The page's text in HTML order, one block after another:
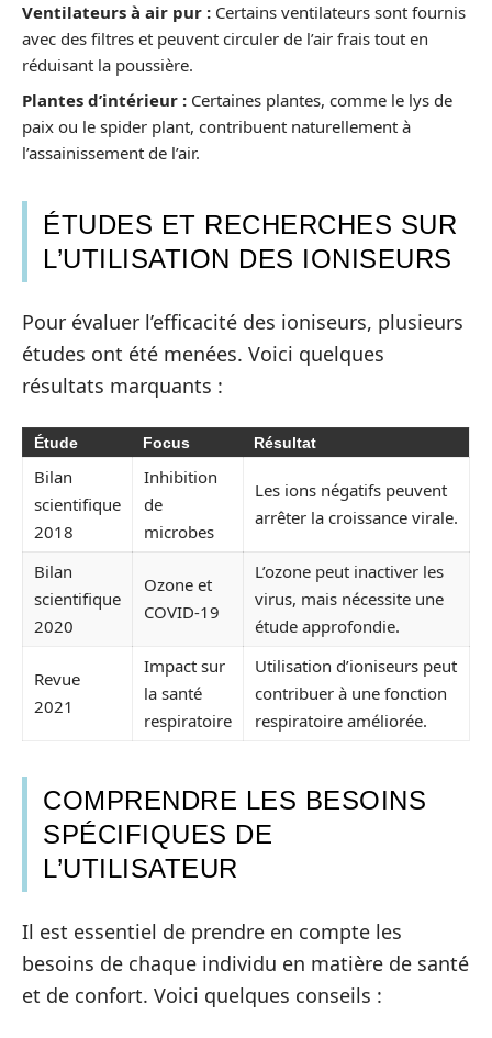
Ventilateurs à air pur : Certains ventilateurs sont fournis
avec des filtres et peuvent circuler de l’air frais tout en
réduisant la poussière.
Plantes d’intérieur : Certaines plantes, comme le lys de
paix ou le spider plant, contribuent naturellement à
l’assainissement de l’air.
ÉTUDES ET RECHERCHES SUR
L’UTILISATION DES IONISEURS
Pour évaluer l’efficacité des ioniseurs, plusieurs
études ont été menées. Voici quelques
résultats marquants :
Étude Focus Résultat
Bilan
scientifique
2018
Inhibition
de
microbes
Les ions négatifs peuvent
arrêter la croissance virale.
Bilan
scientifique
2020
Ozone et
COVID-19
L’ozone peut inactiver les
virus, mais nécessite une
étude approfondie.
Revue
2021
Impact sur
la santé
respiratoire
Utilisation d’ioniseurs peut
contribuer à une fonction
respiratoire améliorée.
COMPRENDRE LES BESOINS
SPÉCIFIQUES DE
L’UTILISATEUR
Il est essentiel de prendre en compte les
besoins de chaque individu en matière de santé
et de confort. Voici quelques conseils :